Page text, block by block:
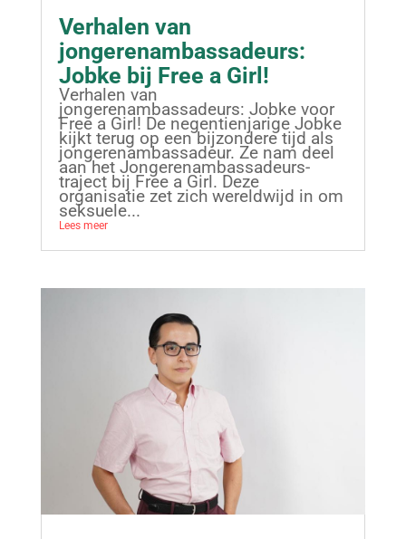
Verhalen van
jongerenambassadeurs:
Jobke bij Free a Girl!
Verhalen van
jongerenambassadeurs: Jobke voor
Free a Girl! De negentienjarige Jobke
kijkt terug op een bijzondere tijd als
jongerenambassadeur. Ze nam deel
aan het Jongerenambassadeurs-
traject bij Free a Girl. Deze
organisatie zet zich wereldwijd in om
seksuele...
Lees meer